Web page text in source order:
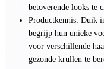
betoverende looks te
Productkennis: Duik
begrijp hun unieke
voor verschillende
gezonde krullen te